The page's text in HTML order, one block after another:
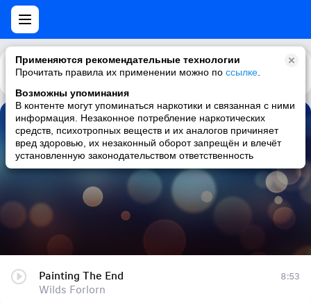
Применяются рекомендательные технологии
Прочитать правила их применении можно по ссылке
Возможны упоминания
В контенте могут упоминаться наркотики и связанная с ними
информация. Незаконное потребление наркотических
средств, психотропных веществ и их аналогов причиняет
вред здоровью, их незаконный оборот запрещён и влечёт
установленную законодательством ответственность
Каталог Рекомендации
Painting The End
Wilds Forlorn
Painting The End
Wilds Forlorn
8:53